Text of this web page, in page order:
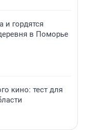
и гордятся
в Поморье
кино: тест для